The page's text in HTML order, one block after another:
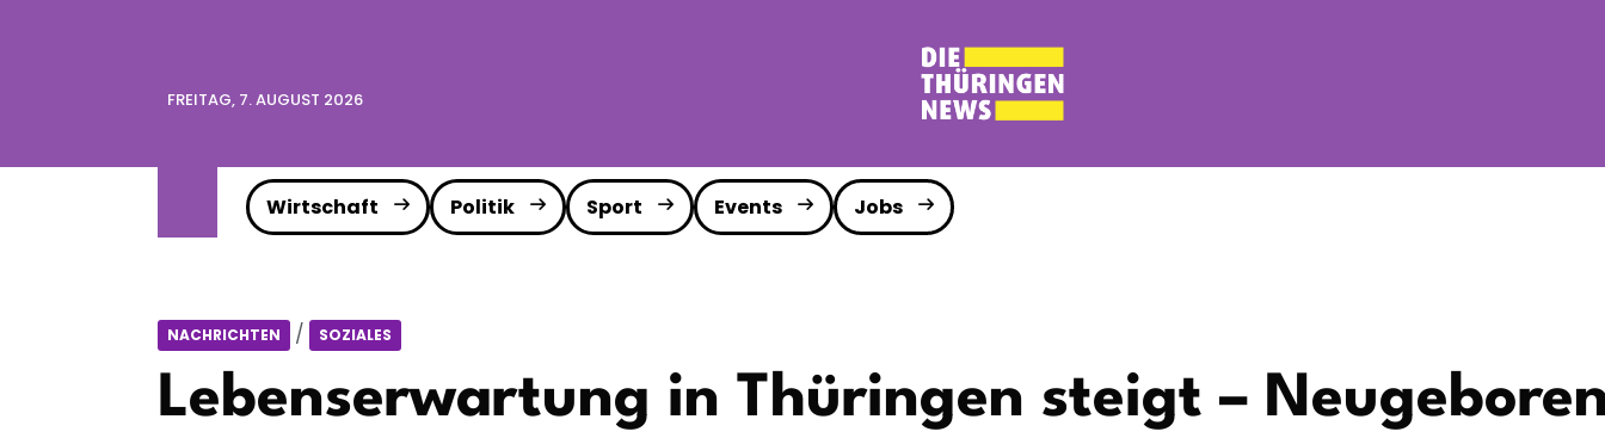
FREITAG, 7. AUGUST 2026
Wirtschaft Politik Sport Events Jobs
NACHRICHTEN / SOZIALES
Lebenserwartung in Thüringen steigt –